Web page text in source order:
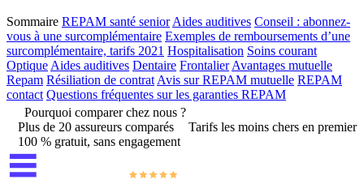
Sommaire REPAM santé senior Aides auditives Conseil : abonnez-
vous à une surcomplémentaire Exemples de remboursements d’une
surcomplémentaire, tarifs 2021 Hospitalisation Soins courant
Optique Aides auditives Dentaire Frontalier Avantages mutuelle
Repam Résiliation de contrat Avis sur REPAM mutuelle REPAM
contact Questions fréquentes sur les garanties REPAM
Pourquoi comparer chez nous ?
Plus de 20 assureurs comparés
Tarifs les moins chers en premier
100 % gratuit, sans engagement